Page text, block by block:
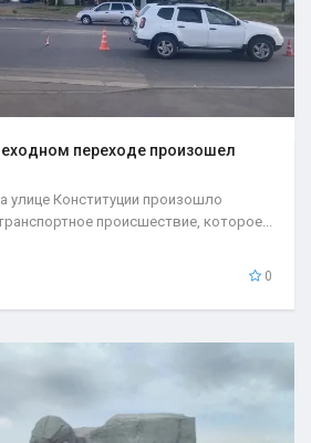
переходе произошел
улице Конституции произошло
происшествие, которое...
0